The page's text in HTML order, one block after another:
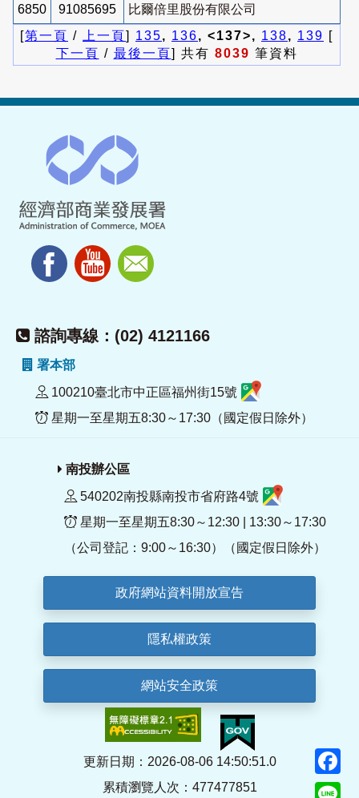
6850 91085695
比爾倍里股份有限公司
[第一頁 / 上一頁] 135, 136, <137>, 138, 139 [
下一頁 / 最後一頁] 共有 8039 筆資料
諮詢專線：(02) 4121166
署本部
100210臺北市中正區福州街15號
星期一至星期五8:30～17:30（國定假日除外）
南投辦公區
540202南投縣南投市省府路4號
星期一至星期五8:30～12:30 | 13:30～17:30
（公司登記：9:00～16:30）（國定假日除外）
政府網站資料開放宣告
隱私權政策
網站安全政策
更新日期：2026-08-06 14:50:51.0
累積瀏覽人次：477477851